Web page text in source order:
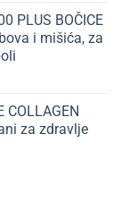
PLUS BOČICE
i mišića, za
COLLAGEN
za zdravlje